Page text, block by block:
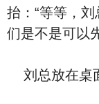
抬：“等等，
们是不是可以
刘总放在桌